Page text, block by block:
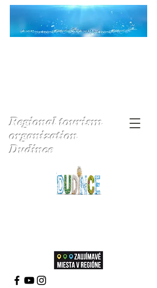
Regional tourism
organization
Dudince